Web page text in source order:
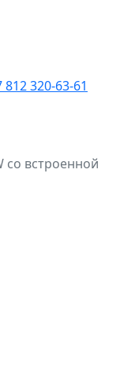
812 320-63-61
со встроенной